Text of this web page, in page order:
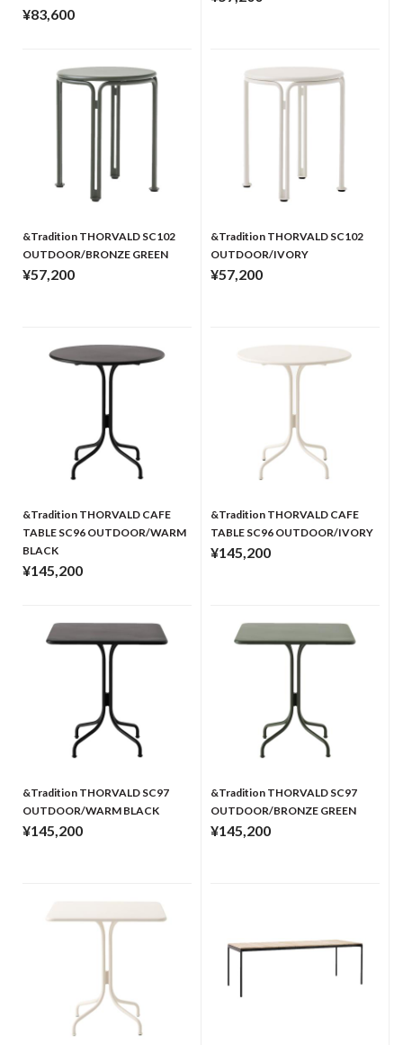
¥83,600
&Tradition THORVALD SC102
OUTDOOR/BRONZE GREEN
¥57,200
&Tradition THORVALD SC102
OUTDOOR/IVORY
¥57,200
&Tradition THORVALD CAFE
TABLE SC96 OUTDOOR/WARM
BLACK
¥145,200
&Tradition THORVALD CAFE
TABLE SC96 OUTDOOR/IVORY
¥145,200
&Tradition THORVALD SC97
OUTDOOR/WARM BLACK
¥145,200
&Tradition THORVALD SC97
OUTDOOR/BRONZE GREEN
¥145,200